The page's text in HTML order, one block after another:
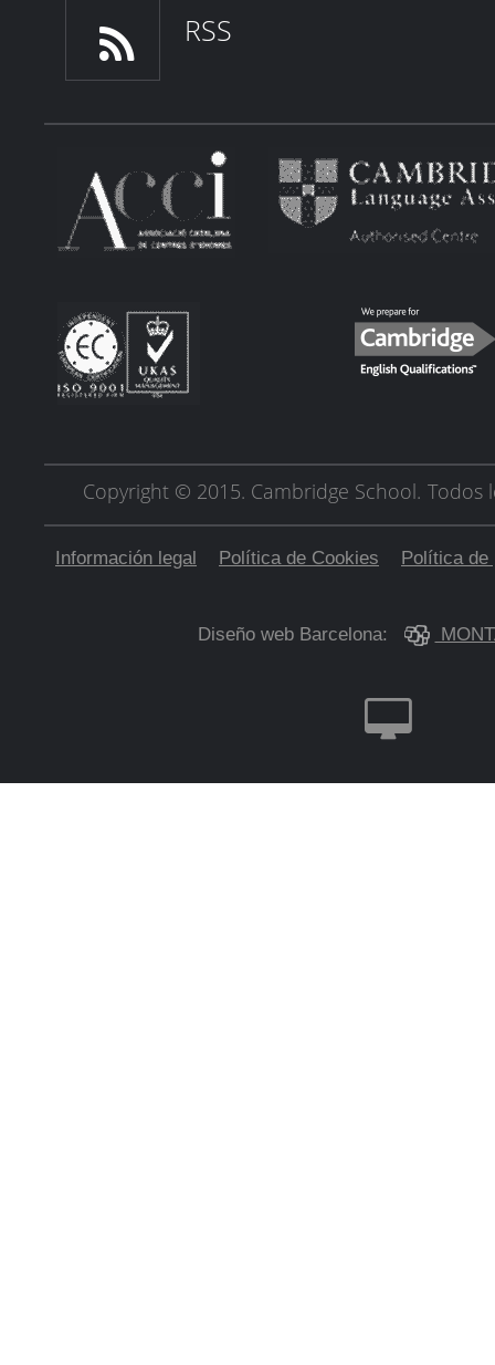
RSS
Copyright © 2015. Cambridge School. Todos
Información legal Política de Cookies Política de
Diseño web Barcelona: